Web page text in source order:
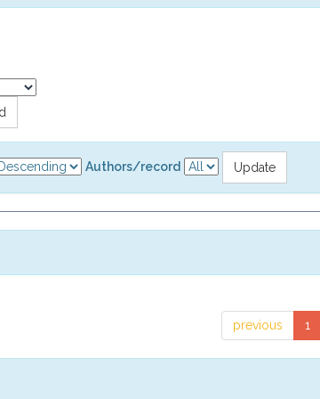
Authors/record
previous 1